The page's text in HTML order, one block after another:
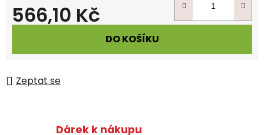
566,10 Kč
DO KOŠÍKU
Zeptat se
Dárek k nákupu